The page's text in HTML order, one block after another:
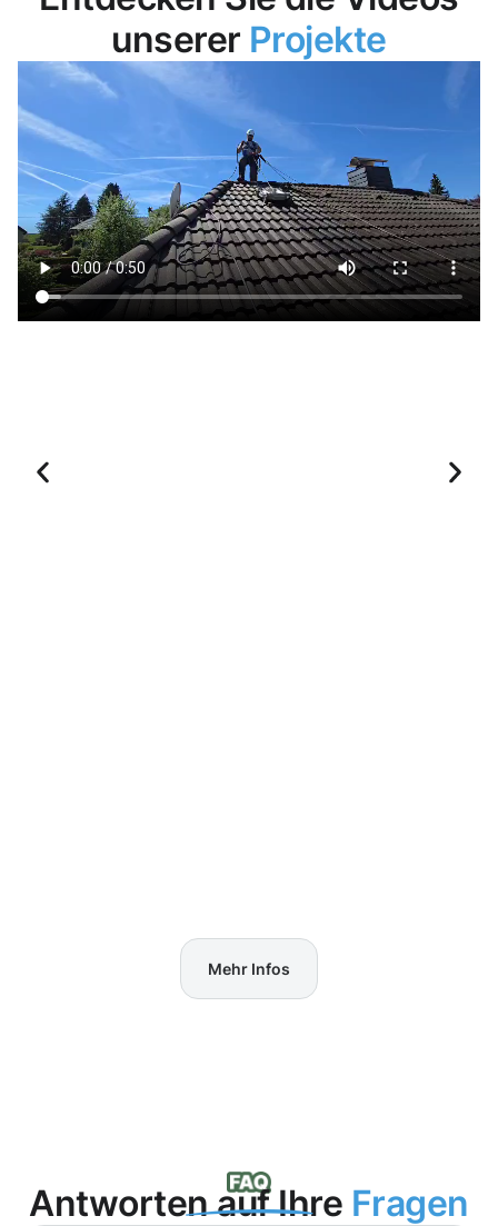
unserer Projekte
Mehr Infos
Antworten auf Ihre Fragen